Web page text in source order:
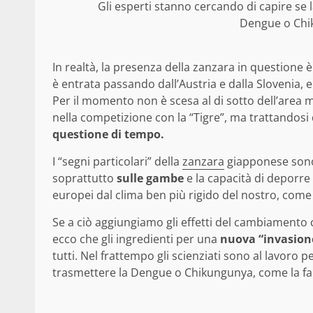
Gli esperti stanno cercando di capire
Dengue o
In realtà, la presenza della zanzara in questione è
è entrata passando dall’Austria e dalla
Per il momento non è scesa al di sotto
nella competizione con la “Tigre”, ma
questione di tempo.
I “segni particolari” della zanzara giapponese
soprattutto sulle gambe e la capacità di deporre
europei dal clima ben più rigido del nostro, come
Se a ciò aggiungiamo gli effetti del
ecco che gli ingredienti per una nuova
tutti. Nel frattempo gli scienziati sono al lavoro
trasmettere la Dengue o Chikungunya, come la